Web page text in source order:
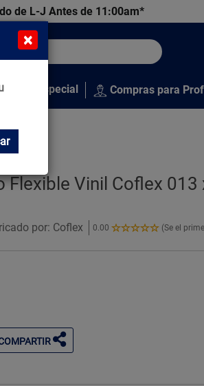
de L-J Antes de 11:00am*
Venta Especial Compras para
Flexible Vinil Coflex 013
por: Coflex 0.00
0.00
(Se el
×